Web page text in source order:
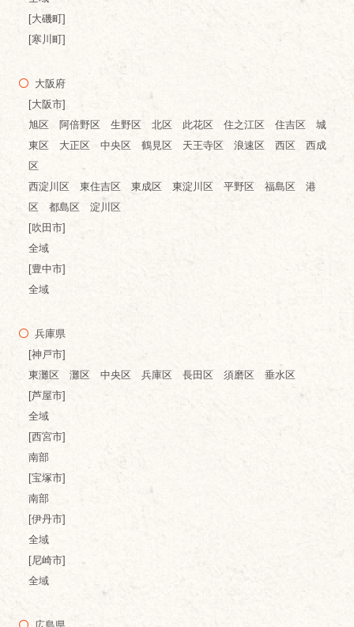
[大磯町]
[寒川町]
大阪府
[大阪市]
旭区 阿倍野区 生野区 北区 此花区 住之江区 住吉区 城
東区 大正区 中央区 鶴見区 天王寺区 浪速区 西区 西成
区
西淀川区 東住吉区 東成区 東淀川区 平野区 福島区 港
区 都島区 淀川区
[吹田市]
全域
[豊中市]
全域
兵庫県
[神戸市]
東灘区 灘区 中央区 兵庫区 長田区 須磨区 垂水区
[芦屋市]
全域
[西宮市]
南部
[宝塚市]
南部
[伊丹市]
全域
[尼崎市]
全域